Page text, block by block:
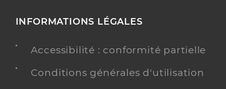
INFORMATIONS LÉGALES
Accessibilité : conformité partielle
Conditions générales d'utilisation